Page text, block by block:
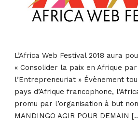
L’Africa Web Festival 2018 aura
« Consolider la paix en Afrique
l’Entrepreneuriat » Évènement
pays d’Afrique francophone,
promu par l’organisation à but
MANDINGO AGIR POUR DEMAIN